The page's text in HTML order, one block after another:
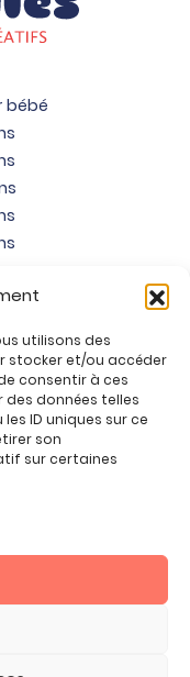
utilisons des
stocker et/ou accéder
consentir à ces
données telles
ID uniques sur ce
son
sur certaines
bébé
créatifs